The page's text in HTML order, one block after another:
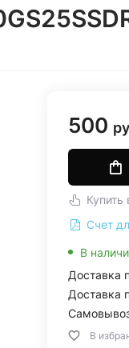
500
Купить
Счет
В
Доставка
Доставка
В